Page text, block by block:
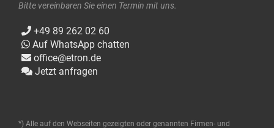
Bitte vereinbaren Sie einen Termin mit uns.
+49 89 262 02 60
Auf WhatsApp chatten
office@etron.de
Jetzt anfragen
*) Alle auf den Webseiten gezeigten oder genannten Firmen- und